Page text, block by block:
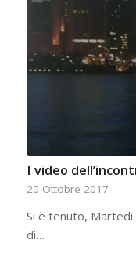
I video
20 Ottobre 2017
Si è tenuto, Martedì
di…